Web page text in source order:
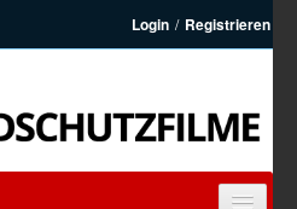
Login / Registrieren